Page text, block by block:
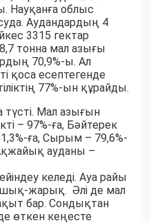
Науқанға облыс
Аудандардың 4
3315 гектар
тонна мал азығы
70,9%-ы. Ал
қоса есептегенде
77%-ын құрайды.
түсті. Мал азығын
– 97%-ға, Бәйтерек
ға, Сырым – 79,6%-
ауданы –
келеді. Ауа райы
жарық. Әлі де мал
бар. Сондықтан
өткен кеңесте